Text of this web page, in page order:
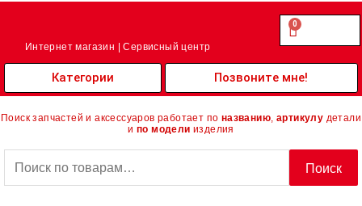
Перейти
Интернет магазин | Сервисный центр
0.00
0
Cart
Категории Позвоните мне!
Поиск запчастей и аксессуаров работает по названию артикулу детали
и по модели изделия
Поиск